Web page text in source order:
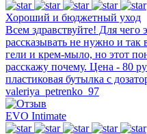
Хороший и бюджетный уход
Всем здравствуйте! Для чего
рассказывать не нужно и
гели и крем-мыло, но этот
расскажу почему. Цена - 80
пластиковая бутылка с
valeriya_petrenko_97
EVO Intimate